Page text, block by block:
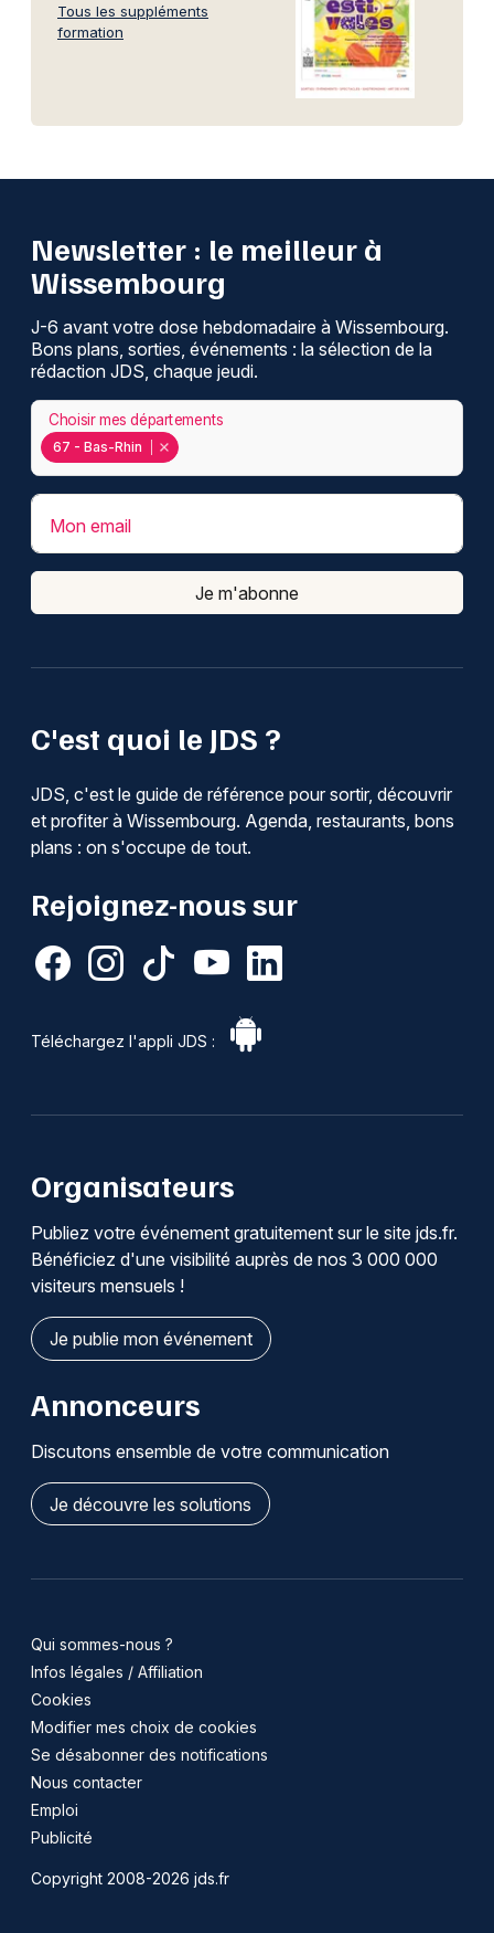
Tous les suppléments
formation
C'est quoi le JDS ?
JDS, c'est le guide de référence pour sortir, découvrir
et profiter à Wissembourg. Agenda, restaurants, bons
plans : on s'occupe de tout.
Rejoignez-nous sur
Téléchargez l'appli JDS :
Newsletter : le meilleur à
Wissembourg
J-6 avant votre dose hebdomadaire à Wissembourg.
Bons plans, sorties, événements : la sélection de la
rédaction JDS, chaque jeudi.
67 - Bas-Rhin
Choisir mes départements
Mon email
Je m'abonne
Organisateurs
Publiez votre événement gratuitement sur le site jds.fr.
Bénéficiez d'une visibilité auprès de nos 3 000 000
visiteurs mensuels !
Je publie mon événement
Annonceurs
Discutons ensemble de votre communication
Je découvre les solutions
Qui sommes-nous ?
Infos légales / Affiliation
Cookies
Modifier mes choix de cookies
Se désabonner des notifications
Nous contacter
Emploi
Publicité
Copyright 2008-2026 jds.fr